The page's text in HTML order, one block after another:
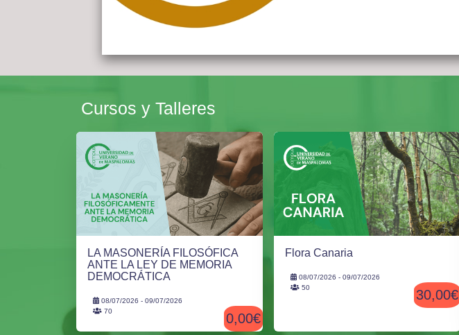
Cursos y Talleres
LA MASONERÍA FILOSÓFICA
ANTE LA LEY DE MEMORIA
DEMOCRÁTICA
08/07/2026 - 09/07/2026
70
0,00€
Flora Canaria
08/07/2026 - 09/07/2026
50
30,00€